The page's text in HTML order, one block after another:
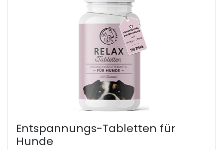
Entspannungs-Tabletten für
Hunde